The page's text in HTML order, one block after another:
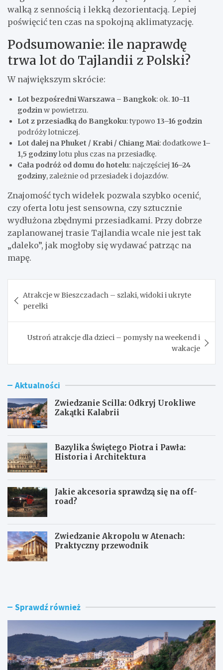
walką z sennością i lekką dezorientacją. Lepiej
poświęcić ten czas na spokojną aklimatyzację.
Podsumowanie: ile naprawdę
trwa lot do Tajlandii z Polski?
W największym skrócie:
Lot bezpośredni Warszawa – Bangkok: ok. 10–11
godzinw powietrzu.
Lot z przesiadką do Bangkoku: typowo 13–16 godzin
podróży lotniczej.
Lot dalej na Phuket / Krabi / Chiang Mai: dodatkowe 1–
1,5 godzinylotu plus czas na przesiadkę.
Cała podróż od domu do hotelu: najczęściej 16–24
godziny, zależnie od przesiadek i dojazdów.
Znajomość tych widełek pozwala szybko ocenić,
czy oferta lotu jest sensowna, czy sztucznie
wydłużona zbędnymi przesiadkami. Przy dobrze
zaplanowanej trasie Tajlandia wcale nie jest tak
„daleko”, jak mogłoby się wydawać patrząc na
mapę.
wpisu
Atrakcje w Bieszczadach – szlaki, widoki i ukryte
perełki
Ustroń atrakcje dla dzieci – pomysły na weekend i
wakacje
Aktualności
Zwiedzanie Scilla: Odkryj Urokliwe
Zakątki Kalabrii
Bazylika Świętego Piotra i Pawła:
Historia i Architektura
Jakie akcesoria sprawdzą się na off-
road?
Zwiedzanie Akropolu w Atenach:
Praktyczny przewodnik
Z
z
i
S
c
B
i
Ś
i
ę
Sprawdź również